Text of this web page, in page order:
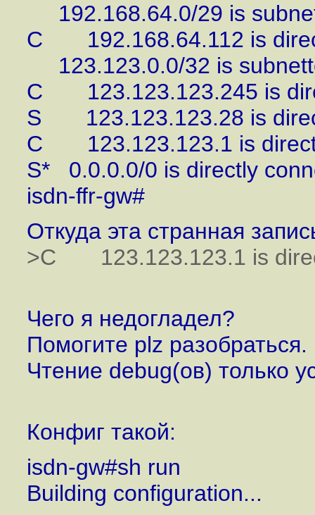
192.168.64.0/29 is
C 192.168.64.112 is
123.123.0.0/32 is
C 123.123.123.245 is
S 123.123.123.28 is
C 123.123.123.1 is
S* 0.0.0.0/0 is directly
isdn-ffr-gw#
Откуда эта странная
>C 123.123.123.1 is
Чего я недогладел?
Помогите plz разобраться.
Чтение debug(ов) только
Конфиг такой:
isdn-gw#sh run
Building configuration...